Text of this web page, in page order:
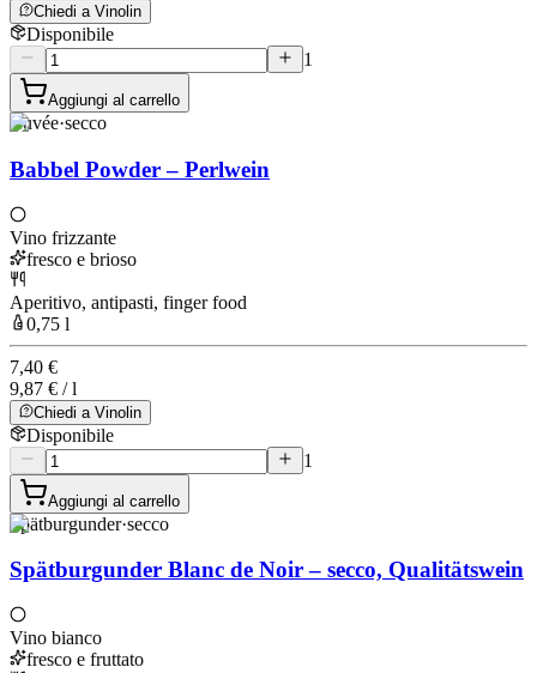
Chiedi a Vinolin
Disponibile
1
Aggiungi al carrello
Cuvée·secco
Babbel Powder – Perlwein
Vino frizzante
fresco e brioso
Aperitivo, antipasti, finger food
0,75 l
7,40 €
9,87 € / l
Chiedi a Vinolin
Disponibile
1
Aggiungi al carrello
Spätburgunder·secco
Spätburgunder Blanc de Noir – secco, Qualitätswein
Vino bianco
fresco e fruttato